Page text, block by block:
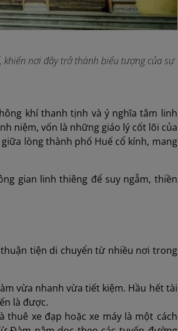
khiến nơi đây trở thành biểu tượng của sự
khí thanh tịnh và ý nghĩa tâm linh
niệm, vốn là những giáo lý cốt lõi của
lòng thành phố Huế cổ kính, mang
gian linh thiêng để suy ngẫm, thiền
tiện di chuyển từ nhiều nơi trong
vừa nhanh vừa tiết kiệm. Hầu hết tài
là được.
thuê xe đạp hoặc xe máy là một cách